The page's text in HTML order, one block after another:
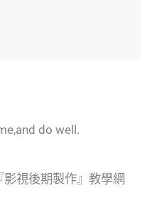
do well.
視後期製作』教學網